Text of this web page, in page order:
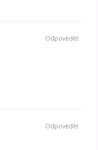
Odpovědět
Odpovědět